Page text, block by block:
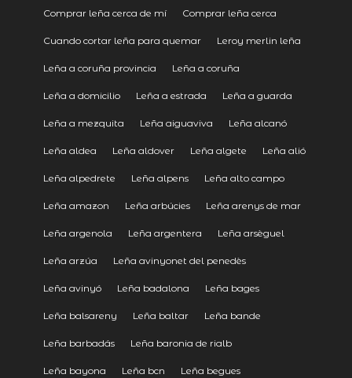
Comprar leña cerca de mí Comprar leña cerca
Cuando cortar leña para quemar Leroy merlin leña
Leña a coruña provincia Leña a coruña
Leña a domicilio Leña a estrada Leña a guarda
Leña a mezquita Leña aiguaviva Leña alcanó
Leña aldea Leña aldover Leña algete Leña alió
Leña alpedrete Leña alpens Leña alto campo
Leña amazon Leña arbúcies Leña arenys de mar
Leña argenola Leña argentera Leña arsèguel
Leña arzúa Leña avinyonet del penedès
Leña avinyó Leña badalona Leña bages
Leña balsareny Leña baltar Leña bande
Leña barbadás Leña baronia de rialb
Leña bayona Leña bcn Leña begues